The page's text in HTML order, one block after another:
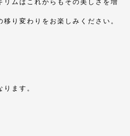
リムはこれからもその美しさを増
り変わりをお楽しみください。
ます。